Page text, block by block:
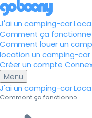
J'ai un camping-car
Comment ça fonctionne
Comment louer un
location un camping-car
Créer un compte
Menu
J'ai un camping-car
Comment ça fonctionne